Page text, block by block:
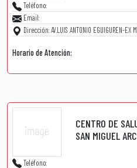
Teléfono:
Email:
Dirección: AV.LUIS ANTONIO EGUIGUREN-EX
Horario de Atención:
CENTRO DE
SAN MIGUEL
Teléfono: